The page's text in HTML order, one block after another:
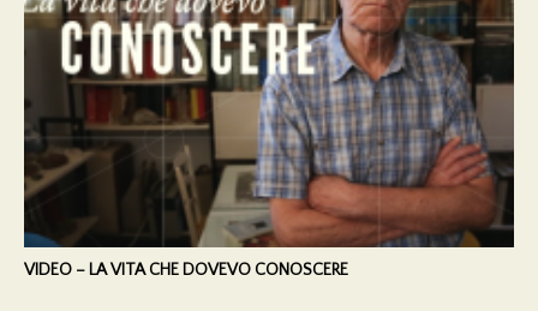
VIDEO – LA VITA CHE DOVEVO CONOSCERE